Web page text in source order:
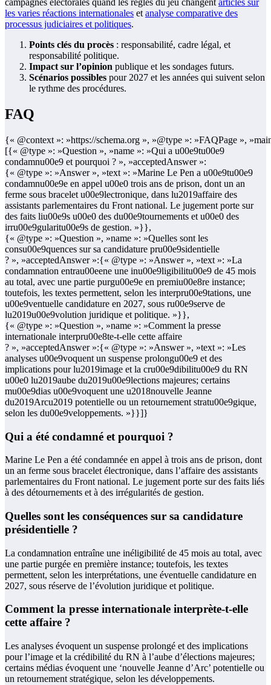
campagnes électorales quand les règles du jeu changent articles sur
les varies réactions internationales et analyse comparative des
processus judiciaires et politiques.
Points clés du procès : responsabilité, cadre légal, et
responsabilité politique.
Impact sur l’opinion publique et les sondages futurs.
Scénarios possibles pour 2027 et les années qui suivent selon
le rythme des procédures.
FAQ
{« @context »: »https://schema.org », »@type »: »FAQPage »,
[{« @type »: »Question », »name »: »Qui a u00e9tu00e9
condamnu00e9 et pourquoi ? », »acceptedAnswer »:
{« @type »: »Answer », »text »: »Marine Le Pen a u00e9tu00e9
condamnu00e9e en appel u00e0 trois ans de prison, dont un an
ferme sous bracelet u00e9lectronique, dans lu2019affaire des
assistants parlementaires du Front national. Le jugement porte sur
des faits liu00e9s u00e0 des du00e9tournements et u00e0 des
irru00e9gularitu00e9s de gestion. »}},
{« @type »: »Question », »name »: »Quelles sont les
consu00e9quences sur sa candidature pru00e9sidentielle
? », »acceptedAnswer »:{« @type »: »Answer », »text »: »La
condamnation entrau00eene une inu00e9ligibilitu00e9 de 45 mois
au total, avec une partie purgu00e9e en premiu00e8re instance;
toutefois, les textes permettent, selon les interpru00e9tations, une
u00e9ventuelle candidature en 2027, sous ru00e9serve de
lu2019u00e9volution juridique et politique. »}},
{« @type »: »Question », »name »: »Comment la presse
internationale interpru00e8te-t-elle cette affaire
? », »acceptedAnswer »:{« @type »: »Answer », »text »: »Les
analyses u00e9voquent un suspense prolongu00e9 et des
implications pour lu2019image et la cru00e9dibilitu00e9 du RN
u00e0 lu2019aube du2019u00e9lections majeures; certains
mu00e9dias u00e9voquent une u2018nouvelle Jeanne
du2019Arcu2019 potentielle ou un retournement stratu00e9gique,
selon les du00e9veloppements. »}}]}
Qui a été condamné et pourquoi ?
Marine Le Pen a été condamnée en appel à trois ans de prison, dont
un an ferme sous bracelet électronique, dans l’affaire des assistants
parlementaires du Front national. Le jugement porte sur des faits liés
à des détournements et à des irrégularités de gestion.
Quelles sont les conséquences sur sa candidature
présidentielle ?
La condamnation entraîne une inéligibilité de 45 mois au total, avec
une partie purgée en première instance; toutefois, les textes
permettent, selon les interprétations, une éventuelle candidature en
2027, sous réserve de l’évolution juridique et politique.
Comment la presse internationale interprète-t-elle
cette affaire ?
Les analyses évoquent un suspense prolongé et des implications
pour l’image et la crédibilité du RN à l’aube d’élections majeures;
certains médias évoquent une ‘nouvelle Jeanne d’Arc’ potentielle ou
un retournement stratégique, selon les développements.